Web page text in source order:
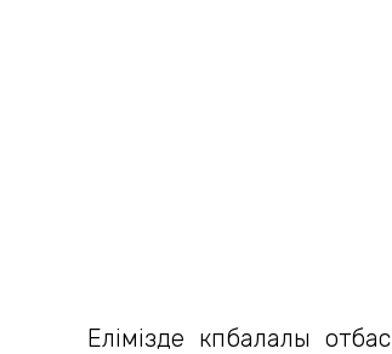
Елімізде көпбалалы